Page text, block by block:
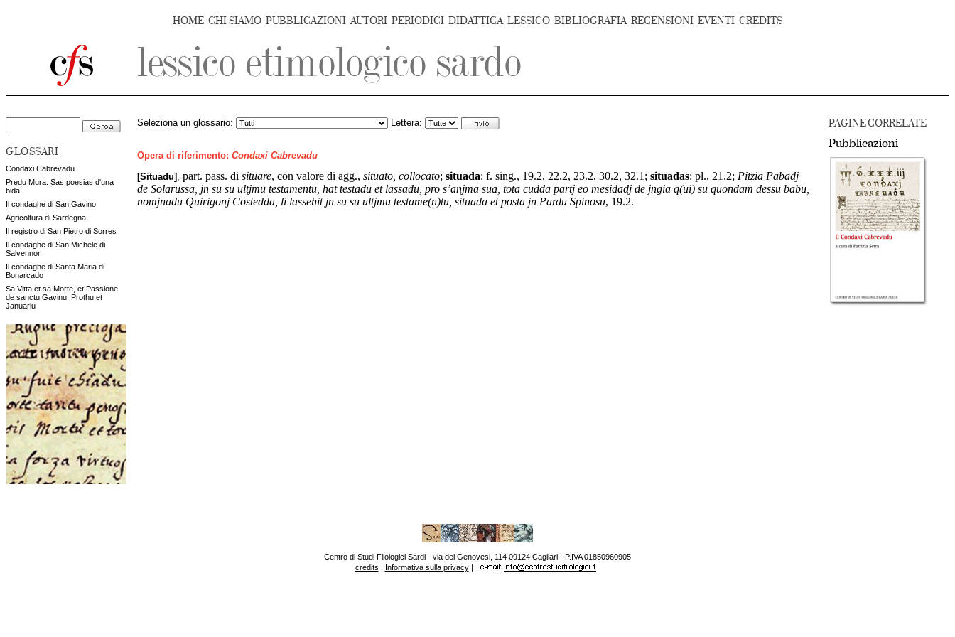
HOME CHI SIAMO PUBBLICAZIONI AUTORI PERIODICI DIDATTICA LESSICO BIBLIOGRAFIA RECENSIONI EVENTI CREDITS
GLOSSARI
Condaxi Cabrevadu
Predu Mura. Sas poesias d'una
bida
Il condaghe di San Gavino
Agricoltura di Sardegna
Il registro di San Pietro di Sorres
Il condaghe di San Michele di
Salvennor
Il condaghe di Santa Maria di
Bonarcado
Sa Vitta et sa Morte, et Passione
de sanctu Gavinu, Prothu et
Januariu
PAGINE CORRELATE
Pubblicazioni
Seleziona un glossario: Lettera:
Opera di riferimento: Condaxi Cabrevadu
[Situadu] part. pass. di situare, con valore di agg., situato, collocato; situada: f. sing., 19.2, 22.2, 23.2, 30.2, 32.1; situadas: pl., 21.2; Pitzia Pabadj
de Solarussa, jn su su ultjmu testamentu, hat testadu et lassadu, pro s’anjma sua, tota cudda partj eo mesidadj de jngia q(ui) su quondam dessu babu,
nomjnadu Quirigonj Costedda, li lassehit jn su su ultjmu testame(n)tu, situada et posta jn Pardu Spinosu, 19.2.
Centro di Studi Filologici Sardi - via dei Genovesi, 114 09124 Cagliari - P.IVA 01850960905
credits | Informativa sulla privacy|